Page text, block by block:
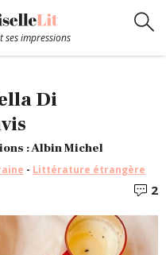
ses impressions
Di
: Albin Michel
- Littérature étrangère
2